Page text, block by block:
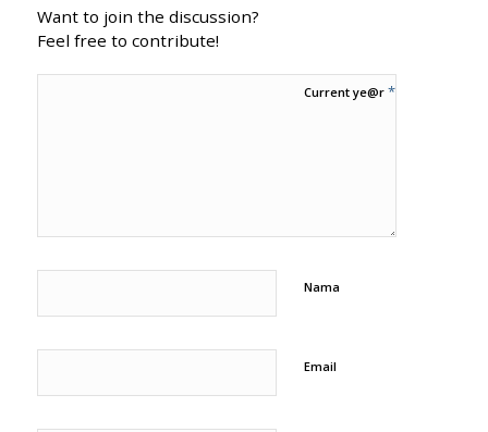
Want to join the discussion?
Feel free to contribute!
Nama
Email
Current ye@r *